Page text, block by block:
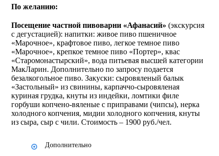
По желанию:
Посещение частной пивоварни «Афанасий» (экскурсия
с дегустацией): напитки: живое пиво пшеничное
«Марочное», крафтовое пиво, легкое темное пиво
«Марочное», крепкое темное пиво «Портер», квас
«Старомонастырский», вода питьевая высшей категории
МакЛарин. Дополнительно по запросу подается
безалкогольное пиво. Закуски: сыровяленый балык
«Застольный» из свинины, карпаччо-сыровяленая
куриная грудка, кнуты из индейки, ломтики филе
горбуши копчено-вяленые с приправами (чипсы), нерка
холодного копчения, мидии холодного копчения, кнуты
из сыра, сыр с чили. Стоимость – 1900 руб./чел.
Дополнительно